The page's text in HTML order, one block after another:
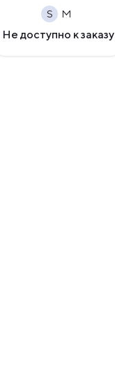
S
M
Не доступно к заказу